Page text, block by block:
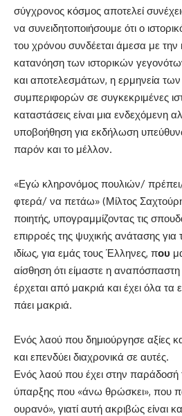
σύγχρονος κόσμος αποτελεί
να συνειδητοποιήσουμε ότι ο
του χρόνου συνδέεται άμεσα με
κατανόηση των ιστορικών
και αποτελεσμάτων, η ερμηνεία
συμπεριφορών σε συγκεκριμένες
καταστάσεις είναι μια ενδεχόμενη
υποβοήθηση για εκδήλωση
παρόν και το μέλλον.
«Εγώ κληρονόμος πουλιών/
φτερά/ να πετάω» (Μίλτος
ποιητής, υπογραμμίζοντας τις
επιρροές της ψυχικής ανάτασης
ιδίως, για εμάς τους Έλληνες, που
αίσθηση ότι είμαστε η
έρχεται από μακριά και έχει όλα τα
πάει μακριά.
Ενός λαού που δημιούργησε αξίες
και επενδύει διαχρονικά σε αυτές.
Ενός λαού που έχει στην παράδοσή
ύπαρξης που «άνω θρώσκει», που
ουρανό», γιατί αυτή ακριβώς είναι